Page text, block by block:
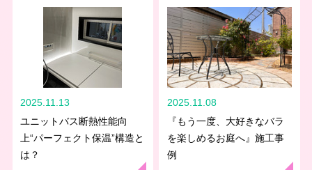
2025.11.13
ユニットバス断熱性能向
上“パーフェクト保温”構造と
は？
2025.11.08
『もう一度、大好きなバラ
を楽しめるお庭へ』施工事
例